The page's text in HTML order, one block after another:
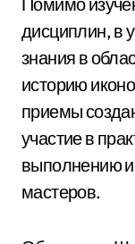
дисциплин, в
знания в
историю
приемы
участие в
выполнению
мастеров.